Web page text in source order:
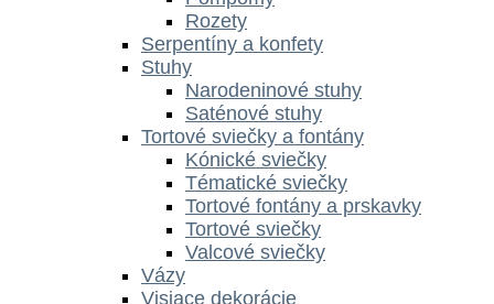
Rozety
Serpentíny a konfety
Stuhy
Narodeninové stuhy
Saténové stuhy
Tortové sviečky a fontány
Kónické sviečky
Tématické sviečky
Tortové fontány a prskavky
Tortové sviečky
Valcové sviečky
Vázy
Visiace dekorácie